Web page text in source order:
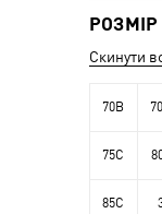
РОЗМІР
Скинути
70B
75C
85C